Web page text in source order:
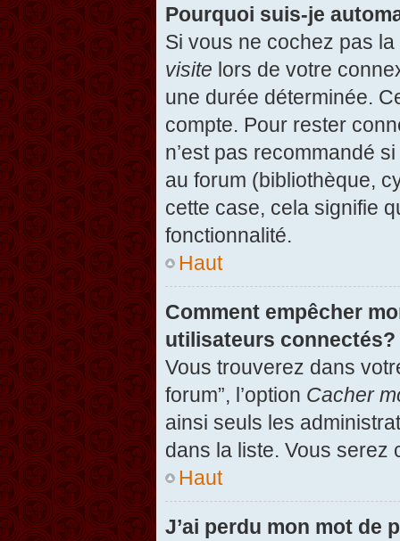
Pourquoi suis-je
Si vous ne cochez pas
visite lors de votre
une durée déterminée.
compte. Pour rester
n’est pas recommandé
au forum (bibliothèque,
cette case, cela signifie
fonctionnalité.
Haut
Comment empêcher
utilisateurs connectés?
Vous trouverez dans
forum”, l’option Cacher
ainsi seuls les
dans la liste. Vous serez
Haut
J’ai perdu mon mot de